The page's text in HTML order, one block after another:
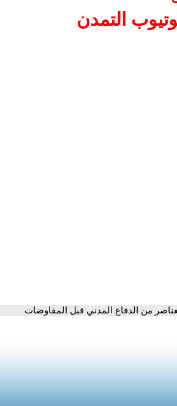
التمدن
من الدفاع المدني قبل المفاوضات